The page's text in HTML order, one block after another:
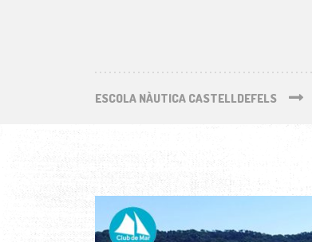
ESCOLA NÀUTICA CASTELLDEFELS